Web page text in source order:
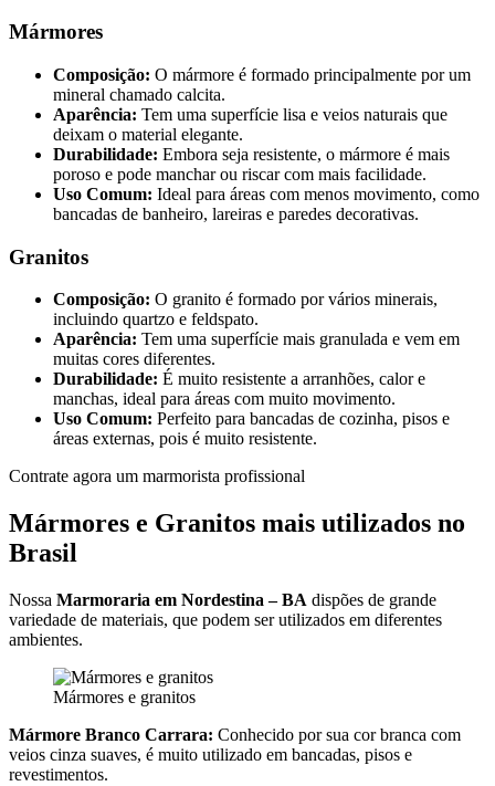
Mármores
Composição: O mármore é formado principalmente por um
mineral chamado calcita.
Aparência: Tem uma superfície lisa e veios naturais que
deixam o material elegante.
Durabilidade: Embora seja resistente, o mármore é mais
poroso e pode manchar ou riscar com mais facilidade.
Uso Comum: Ideal para áreas com menos movimento, como
bancadas de banheiro, lareiras e paredes decorativas.
Granitos
Composição: O granito é formado por vários minerais,
incluindo quartzo e feldspato.
Aparência: Tem uma superfície mais granulada e vem em
muitas cores diferentes.
Durabilidade: É muito resistente a arranhões, calor e
manchas, ideal para áreas com muito movimento.
Uso Comum: Perfeito para bancadas de cozinha, pisos e
áreas externas, pois é muito resistente.
Contrate agora um marmorista profissional
Mármores e Granitos mais utilizados no
Brasil
Nossa Marmoraria em Nordestina – BA dispões de grande
variedade de materiais, que podem ser utilizados em diferentes
ambientes.
Mármores e granitos
Mármore Branco Carrara: Conhecido por sua cor branca com
veios cinza suaves, é muito utilizado em bancadas, pisos e
revestimentos.